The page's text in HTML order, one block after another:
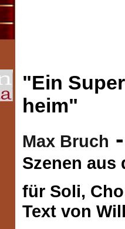
"Ein
heim"
Max Bruch
Szenen aus
für Soli,
Text von